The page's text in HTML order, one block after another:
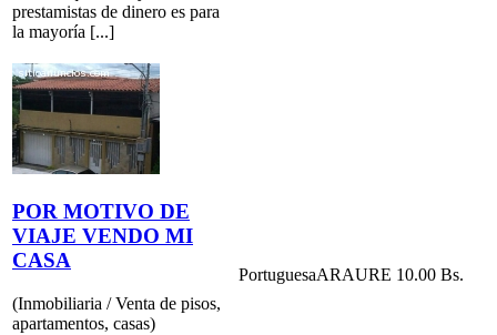
prestamistas de dinero es para
la mayoría [...]
POR MOTIVO DE
VIAJE VENDO MI
CASA
(Inmobiliaria / Venta de pisos,
apartamentos, casas)
PortuguesaARAURE 10.00 Bs.